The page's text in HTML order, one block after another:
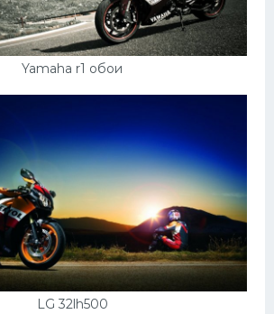
Yamaha r1 обои
LG 32lh500